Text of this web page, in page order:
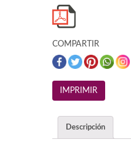
COMPARTIR
Descripción